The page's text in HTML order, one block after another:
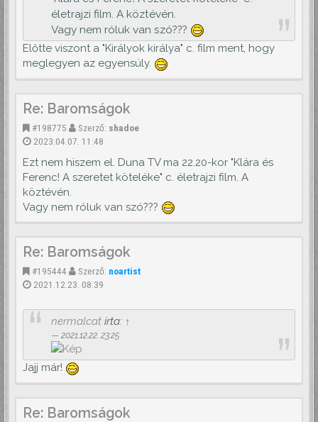
életrajzi film. A köztévén.
Vagy nem róluk van szó???
Előtte viszont a "Királyok királya" c. film ment, hogy
meglegyen az egyensúly.
Re: Baromságok
#198775 Szerző: shadoe
2023.04.07. 11:48
Ezt nem hiszem el. Duna TV ma 22.20-kor "Klára és
Ferenc! A szeretet köteléke" c. életrajzi film. A
köztévén.
Vagy nem róluk van szó???
Re: Baromságok
#195444 Szerző: noartist
2021.12.23. 08:39
nermalcatírta: ↑
2021.12.22. 23:25
Jajj már!
Re: Baromságok